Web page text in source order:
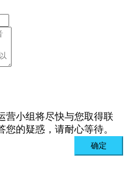
营小组将尽快与您取得联
的疑惑，请耐心等待。
确定